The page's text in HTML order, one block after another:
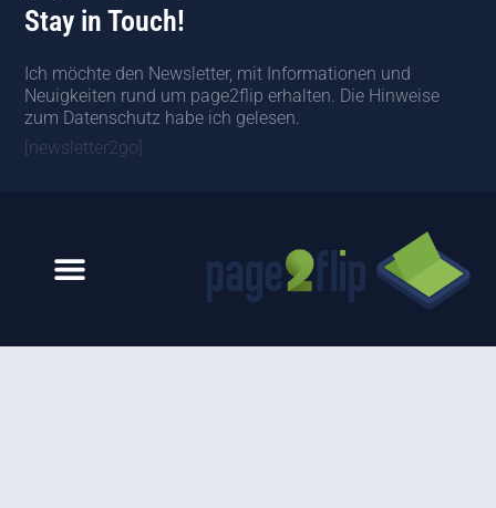
Stay in Touch!
Ich möchte den Newsletter, mit Informationen und
Neuigkeiten rund um page2flip erhalten. Die Hinweise
zum Datenschutz habe ich gelesen.
[newsletter2go]